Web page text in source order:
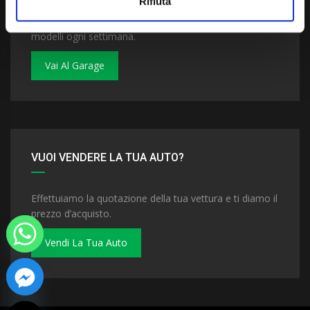
Dai un'occhiata al nostro garage. Troverai nuovi
modelli ogni settimana.
Vai Al Garage
VUOI VENDERE LA TUA AUTO?
Effettuiamo la quotazione della tua vettura e ti diamo il
prezzo d’acquisto.
Vendi La Tua Auto